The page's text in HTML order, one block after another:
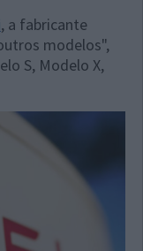
, a fabricante
modelos",
S, Modelo X,